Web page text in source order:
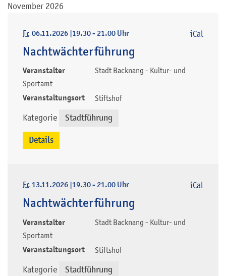
November 2026
Fr, 06.11.2026 |19.30 - 21.00 Uhr
Nachtwächterführung
Veranstalter
Stadt Backnang - Kultur- und
Sportamt
Veranstaltungsort Stiftshof
Kategorie Stadtführung
iCal
Details
Fr, 13.11.2026 |19.30 - 21.00 Uhr
Nachtwächterführung
Veranstalter
Stadt Backnang - Kultur- und
Sportamt
Veranstaltungsort Stiftshof
Kategorie Stadtführung
iCal